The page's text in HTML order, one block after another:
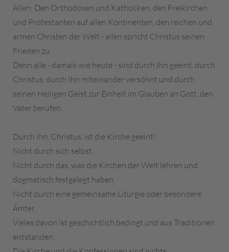
Allen: Den Orthodoxen und Katholiken, den Freikirchen
und Protestanten auf allen Kontinenten, den reichen und
armen Christen der Welt - allen spricht Christus seinen
Frieden zu.
Denn alle - damals wie heute - sind durch Ihn geeint, durch
Christus, durch Ihn miteinander versöhnt und durch
seinen Heiligen Geist zur Einheit im Glauben an Gott, den
Vater berufen.
Durch Ihn, Christus, ist die Kirche geeint!
Nicht durch sich selbst.
Nicht durch das, was die Kirchen der Welt lehren und
dogmatisch festgelegt haben.
Nicht durch eine gemeinsame Liturgie oder besondere
Ämter.
Vieles davon ist geschichtlich bedingt und aus Traditionen
entstanden.